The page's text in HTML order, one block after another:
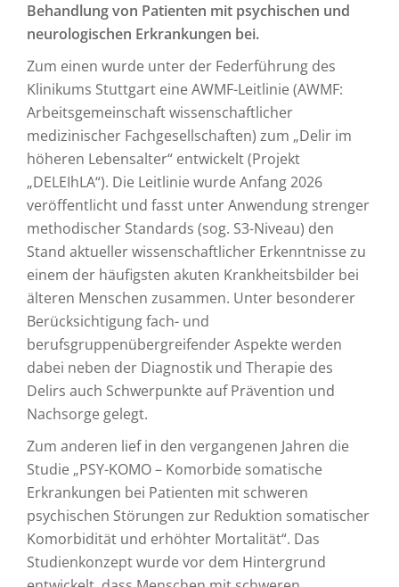
Behandlung von Patienten mit psychischen und
neurologischen Erkrankungen bei.
Zum einen wurde unter der Federführung des
Klinikums Stuttgart eine AWMF-Leitlinie (AWMF:
Arbeitsgemeinschaft wissenschaftlicher
medizinischer Fachgesellschaften) zum „Delir im
höheren Lebensalter“ entwickelt (Projekt
„DELEIhLA“). Die Leitlinie wurde Anfang 2026
veröffentlicht und fasst unter Anwendung strenger
methodischer Standards (sog. S3-Niveau) den
Stand aktueller wissenschaftlicher Erkenntnisse zu
einem der häufigsten akuten Krankheitsbilder bei
älteren Menschen zusammen. Unter besonderer
Berücksichtigung fach- und
berufsgruppenübergreifender Aspekte werden
dabei neben der Diagnostik und Therapie des
Delirs auch Schwerpunkte auf Prävention und
Nachsorge gelegt.
Zum anderen lief in den vergangenen Jahren die
Studie „PSY-KOMO – Komorbide somatische
Erkrankungen bei Patienten mit schweren
psychischen Störungen zur Reduktion somatischer
Komorbidität und erhöhter Mortalität“. Das
Studienkonzept wurde vor dem Hintergrund